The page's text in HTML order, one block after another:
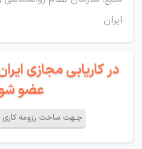
ایران
در کاریابی مجازی
عضو
جـهت ساخت رزومه کاری